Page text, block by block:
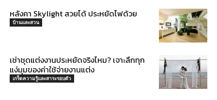
หลังคา Skylight สวยได้ ประหยัดไฟด้วย
บ้านและสวน
เช่าชุดแต่งงานประหยัดจริงไหม? เจาะลึกทุก
แง่มุมของค่าใช้จ่ายงานแต่ง
เกร็ดความรู้และสาระรอบตัว